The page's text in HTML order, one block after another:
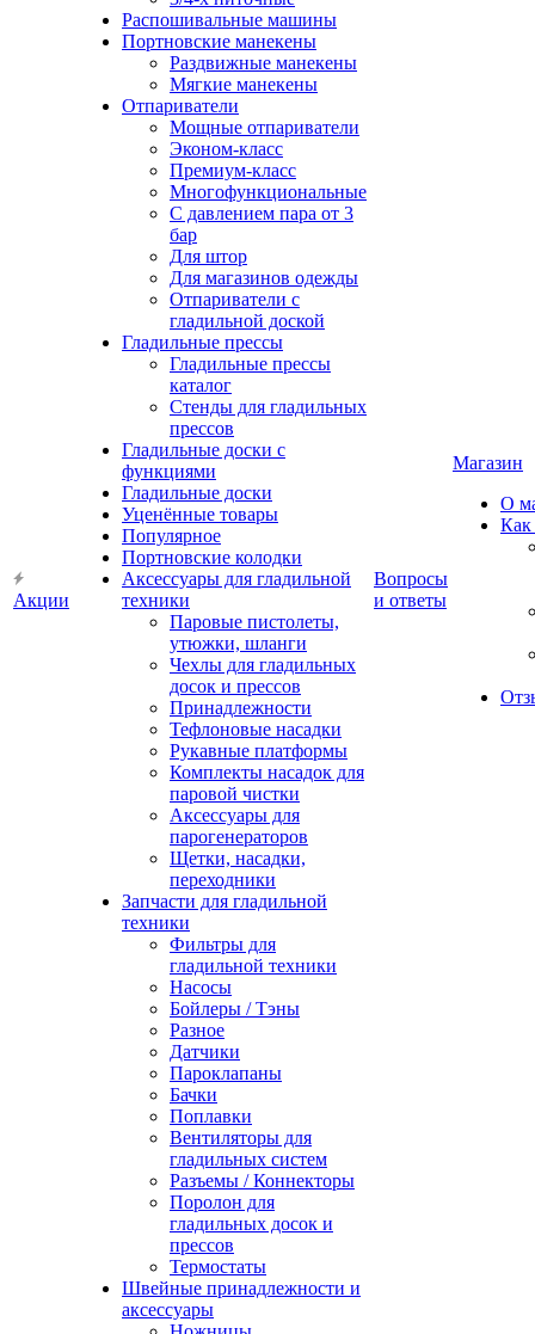
Акции
Распошивальные машины
Портновские манекены
Раздвижные манекены
Мягкие манекены
Отпариватели
Мощные отпариватели
Эконом-класс
Премиум-класс
Многофункциональные
С давлением пара от 3
бар
Для штор
Для магазинов одежды
Отпариватели с
гладильной доской
Гладильные прессы
Гладильные прессы
каталог
Стенды для гладильных
прессов
Гладильные доски с
функциями
Гладильные доски
Уценённые товары
Популярное
Портновские колодки
Аксессуары для гладильной
техники
Паровые пистолеты,
утюжки, шланги
Чехлы для гладильных
досок и прессов
Принадлежности
Тефлоновые насадки
Рукавные платформы
Комплекты насадок для
паровой чистки
Аксессуары для
парогенераторов
Щетки, насадки,
переходники
Запчасти для гладильной
техники
Фильтры для
гладильной техники
Насосы
Бойлеры / Тэны
Разное
Датчики
Пароклапаны
Бачки
Поплавки
Вентиляторы для
гладильных систем
Разъемы / Коннекторы
Поролон для
гладильных досок и
прессов
Термостаты
Швейные принадлежности и
аксессуары
Вопросы
и ответы
Магазин
О
Как